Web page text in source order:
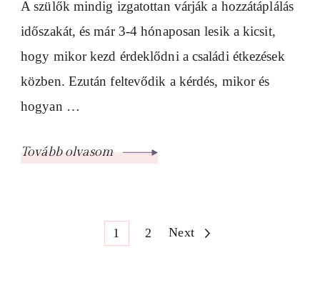
A szülők mindig izgatottan várják a hozzátáplálás
időszakát, és már 3-4 hónaposan lesik a kicsit,
hogy mikor kezd érdeklődni a családi étkezések
közben. Ezután feltevődik a kérdés, mikor és
hogyan …
Tovább olvasom
Bejegyzések
Page
1 Page
2 Next